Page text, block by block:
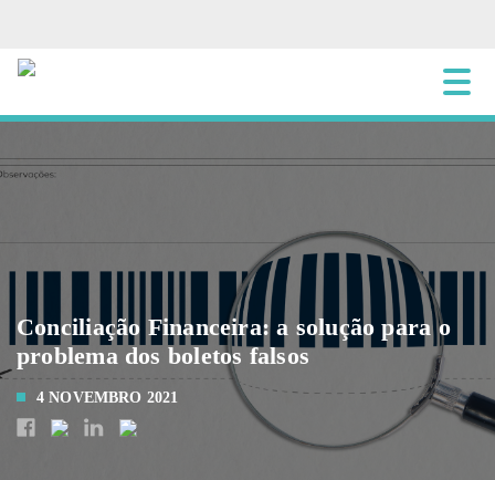
Conciliação Financeira: a solução para o
problema dos boletos falsos
4 NOVEMBRO 2021